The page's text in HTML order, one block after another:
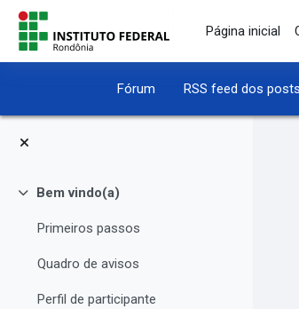
Ir para o conteúdo principal
Página inicial
Fórum RSS feed dos posts
Contrair
Bem vindo(a)
Primeiros passos
Quadro de avisos
Perfil de participante